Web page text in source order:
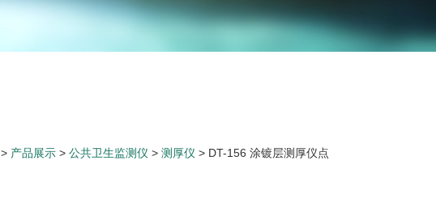
> 产品展示 > 公共卫生监测仪 > 测厚仪 > DT-156 涂镀层测厚仪点